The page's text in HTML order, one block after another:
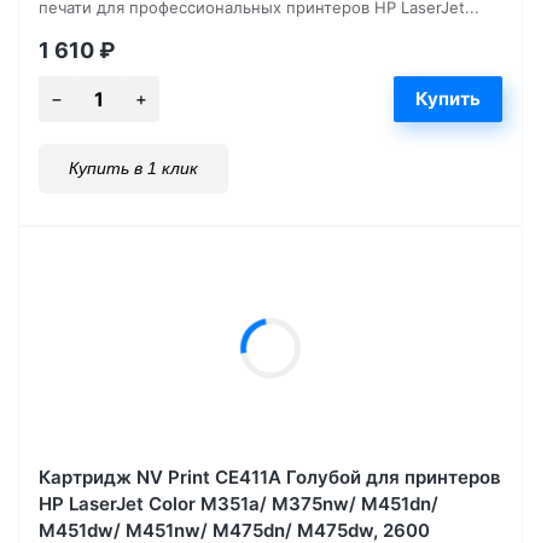
печати для профессиональных принтеров HP LaserJet...
1 610₽
Купить в 1 клик
Картридж NV Print CE411A Голубой для принтеров
HP LaserJet Color M351a/ M375nw/ M451dn/
M451dw/ M451nw/ M475dn/ M475dw, 2600